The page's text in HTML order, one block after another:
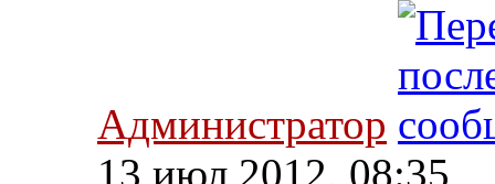
Администратор
13 июл 2012, 08:35